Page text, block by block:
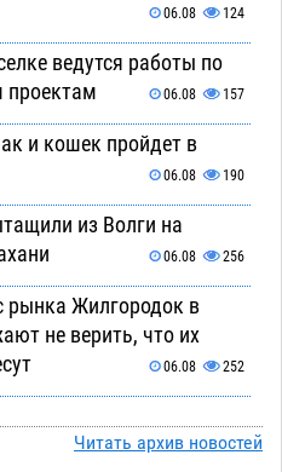
06.08 124
ведутся работы по
06.08 157
и кошек пройдет в
06.08 190
из Волги на
06.08 256
рынка Жилгородок в
не верить, что их
06.08 252
монете Банка России
Читать архив новостей